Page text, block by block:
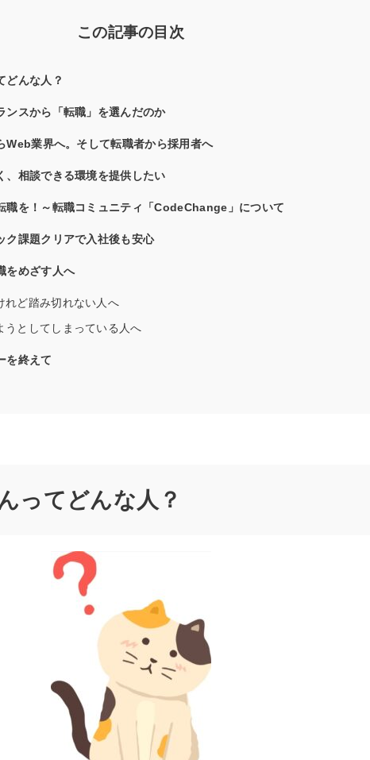
この記事の目次
んな人？
スから「転職」を選んだのか
業界へ。そして転職者から採用者へ
相談できる環境を提供したい
職を！～転職コミュニティ「CodeChange」について
課題クリアで入社後も安心
をめざす人へ
れど踏み切れない人へ
うとしてしまっている人へ
を終えて
ってどんな人？